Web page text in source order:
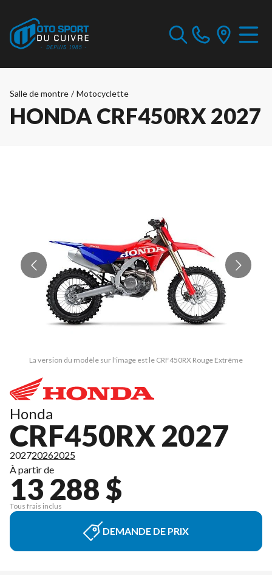
Salle de montre / Motocyclette
HONDA CRF450RX 2027
La version du modèle sur l'image est le CRF450RX Rouge Extrême
Honda
CRF450RX 2027
202720262025
À partir de
13 288 $
Tous frais inclus
DEMANDE DE PRIX